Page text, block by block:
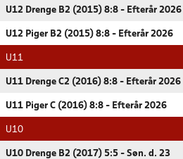
U12 Drenge B2 (2015) 8:8 - Efterår 2026
U12 Piger B2 (2015) 8:8 - Efterår 2026
U11
U11 Drenge C2 (2016) 8:8 - Efterår 2026
U11 Piger C (2016) 8:8 - Efterår 2026
U10
U10 Drenge B2 (2017) 5:5 - Søn. d. 23